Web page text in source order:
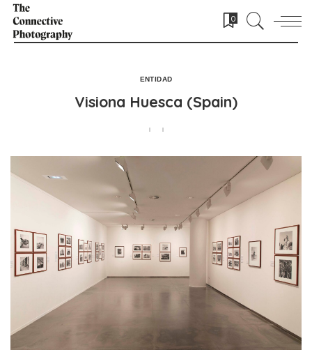
0
ENTIDAD
Visiona Huesca (Spain)